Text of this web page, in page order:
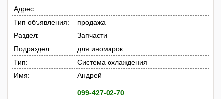
Адрес:
Тип объявления:
продажа
Раздел:
Запчасти
Подраздел:
для иномарок
Тип:
Система охлаждения
Имя:
Андрей
099-427-02-70